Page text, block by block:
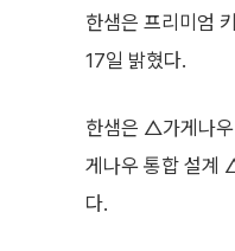
한샘은 프리미엄
17일 밝혔다.
한샘은 △가게나
게나우 통합 설계
다.